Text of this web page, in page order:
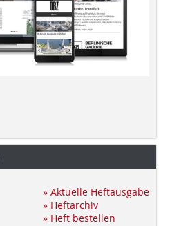
» Aktuelle Heftausgabe
» Heftarchiv
» Heft bestellen